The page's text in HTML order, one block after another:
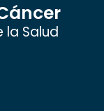
la Salud